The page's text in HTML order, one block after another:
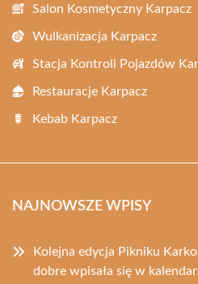
Salon Kosmetyczny Karpacz
Wulkanizacja Karpacz
Stacja Kontroli Pojazdów
Restauracje Karpacz
Kebab Karpacz
NAJNOWSZE WPISY
Kolejna edycja Pikniku
dobre wpisała się w